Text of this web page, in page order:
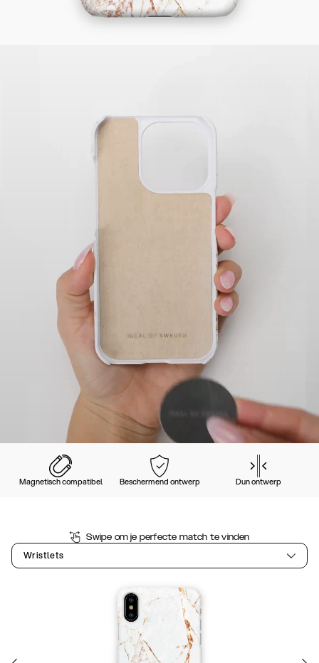
Magnetisch compatibel Beschermend ontwerp Dun ontwerp
Swipe om je perfecte match te vinden
Wristlets